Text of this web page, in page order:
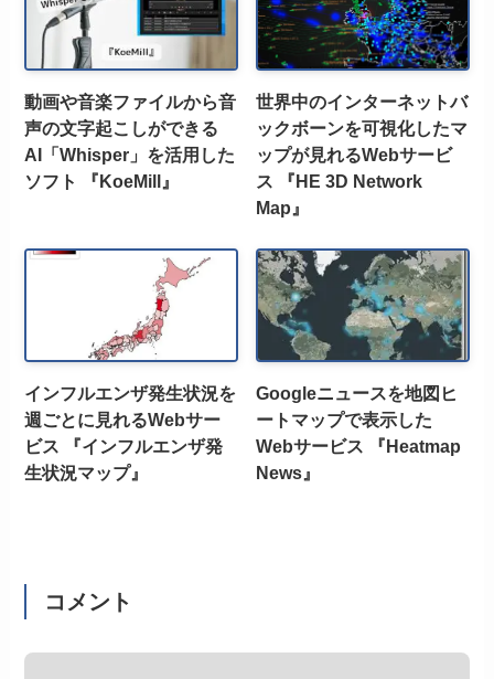
動画や音楽ファイルから音
声の文字起こしができる
AI「Whisper」を活用した
ソフト 『KoeMill』
世界中のインターネットバ
ックボーンを可視化したマ
ップが見れるWebサービ
ス 『HE 3D Network
Map』
インフルエンザ発生状況を
週ごとに見れるWebサー
ビス 『インフルエンザ発
生状況マップ』
Googleニュースを地図ヒ
ートマップで表示した
Webサービス 『Heatmap
News』
コメント